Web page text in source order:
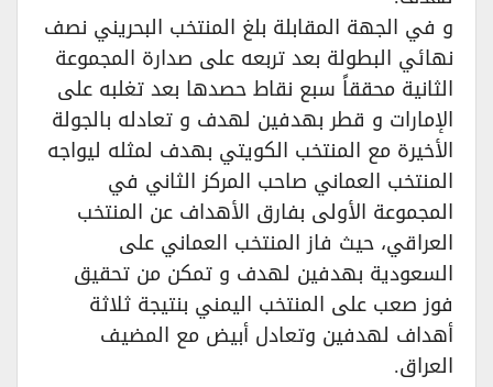
و في الجهة المقابلة بلغ المنتخب البحريني نصف
نهائي البطولة بعد تربعه على صدارة المجموعة
الثانية محققاً سبع نقاط حصدها بعد تغلبه على
الإمارات و قطر بهدفين لهدف و تعادله بالجولة
الأخيرة مع المنتخب الكويتي بهدف لمثله ليواجه
المنتخب العماني صاحب المركز الثاني في
المجموعة الأولى بفارق الأهداف عن المنتخب
العراقي، حيث فاز المنتخب العماني على
السعودية بهدفين لهدف و تمكن من تحقيق
فوز صعب على المنتخب اليمني بنتيجة ثلاثة
أهداف لهدفين وتعادل أبيض مع المضيف
العراق.